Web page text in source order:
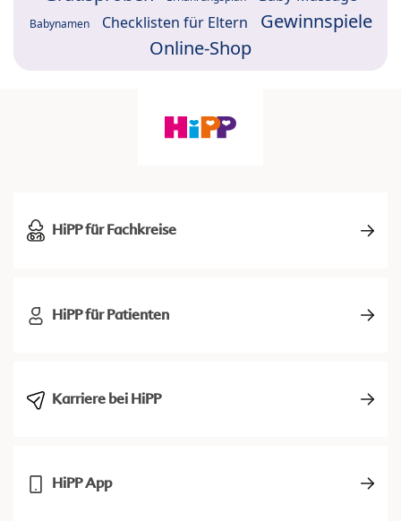
Babynamen Checklisten für Eltern
Gewinnspiele
Online-Shop
HiPP für Fachkreise
HiPP für Patienten
Karriere bei HiPP
HiPP App